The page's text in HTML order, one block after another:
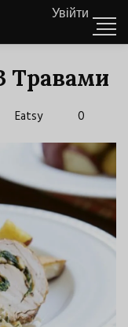
Увійти
Травами
Eatsy 0